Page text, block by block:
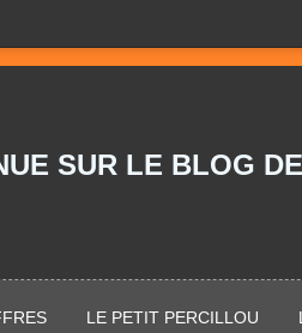
SUR LE BLOG
LE PETIT PERCILLOU